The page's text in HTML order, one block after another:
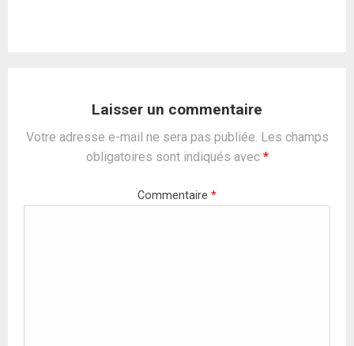
Laisser un commentaire
Votre adresse e-mail ne sera pas publiée. Les champs
obligatoires sont indiqués avec *
Commentaire *